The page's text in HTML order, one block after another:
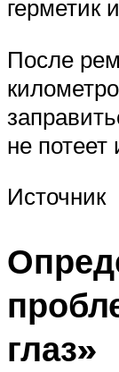
герметик
После
не потеет
Источник
глаз»